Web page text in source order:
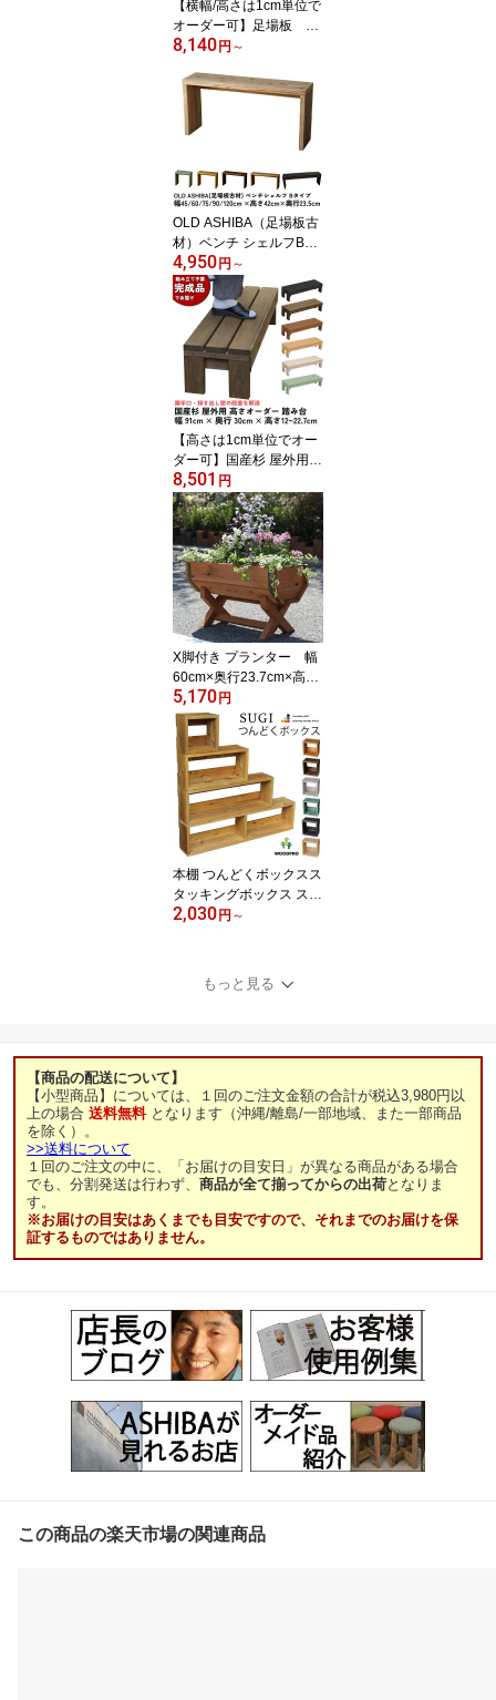
【横幅/高さは1cm単位で
オーダー可】足場板 古
材2way サイドテーブ
1〜50cm×奥行21cmコの
字 縦置き 横置き 差し込
み Cテーブル ナイトテー
ブル ベッド リビング 受
8,140 円 ～
OLD ASHIBA（足場板古
材）ベンチ シェルフBタ
イプ（両端の飛び出しな
し）45cm/60cm/75cm/9
0cm/120cm×高さ42cm×
奥行23.5cmベンチ コの
字 ラック テーブル サイ
ドテーブル おしゃれ デ
ィスプレイ 飾り棚 椅子
棚 木製
4,950 円 ～
【高さは1cm単位でオー
ダー可】国産杉 屋外用
高さオーダー 踏み台幅9
1cm×奥行30cm×高さ1
2〜22.7cm(花台棚板セッ
ト1段 耐荷重強化/踏み台
仕様）完成品 段差解消
木製踏み台 勝手口 掃き
出し窓 玄関 縁台 日本製
8,501 円
X脚付き プランター 幅
60cm×奥行23.7cm×高さ
32.3cm 国産杉 木製プ
ランター おしゃれ プラ
ンターボックス 園芸 野
菜 プランターカバー 鉢
ガーデニング 長方形 国
内生産
5,170 円
本棚 つんどくボックスス
タッキングボックス スタ
ッキングラック スタッキ
面収納 おしゃれ ウッド
ラック ウッドラック 国
2,030 円 ～
もっと見る
【商品の配送について】
【小型商品】については、１回のご注文金額の合計が税込3,980円以
上の場合 送料無料となります（沖縄/離島/一部地域、また一部商品
を除く）。
>>送料について
１回のご注文の中に、「お届けの目安日」が異なる商品がある場合
でも、分割発送は行わず、 商品が全て揃ってからの出荷となりま
す。
※お届けの目安はあくまでも目安ですので、それまでのお届けを保
証するものではありません。
この商品の楽天市場の関連商品